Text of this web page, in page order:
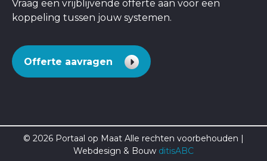
Vraag een vrijblijvende offerte aan voor een
koppeling tussen jouw systemen.
Offerte aavragen
© 2026 Portaal op Maat Alle rechten voorbehouden |
Webdesign & Bouw ditisABC